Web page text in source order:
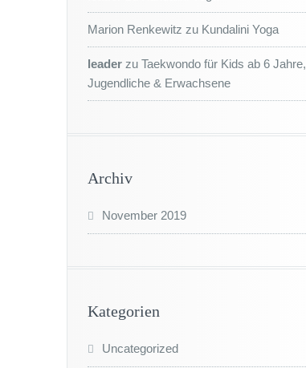
Marion Renkewitz zu Kundalini Yoga
leader zu Taekwondo für Kids ab 6 Jahre,
Jugendliche & Erwachsene
Archiv
November 2019
Kategorien
Uncategorized